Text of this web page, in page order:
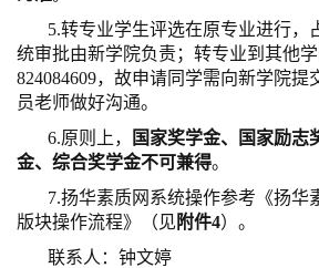
5.转专业学生评选在原专业进行，
统审批由新学院负责；转专业到其他
824084609，故申请同学需向新学院提
员老师做好沟通。
6.原则上，
国家奖学金、国家励志
金、综合奖学金不可兼得。
7.扬华素质网系统操作参考《扬华
版块操作流程》（见 附件4）。
联系人：钟文婷